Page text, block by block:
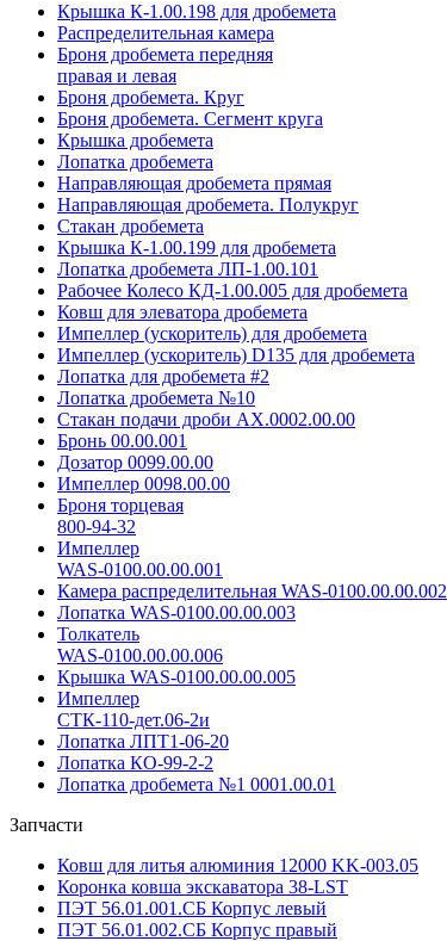
Крышка К-1.00.198 для дробемета
Распределительная камера
Броня дробемета передняя
правая и левая
Броня дробемета. Круг
Броня дробемета. Сегмент круга
Крышка дробемета
Лопатка дробемета
Направляющая дробемета прямая
Направляющая дробемета. Полукруг
Стакан дробемета
Крышка К-1.00.199 для дробемета
Лопатка дробемета ЛП-1.00.101
Рабочее Колесо КД-1.00.005 для дробемета
Ковш для элеватора дробемета
Импеллер (ускоритель) для дробемета
Импеллер (ускоритель) D135 для дробемета
Лопатка для дробемета #2
Лопатка дробемета №10
Стакан подачи дроби АХ.0002.00.00
Бронь 00.00.001
Дозатор 0099.00.00
Импеллер 0098.00.00
Броня торцевая
800-94-32
Импеллер
WAS-0100.00.00.001
Камера распределительная WAS-0100.00.00.002
Лопатка WAS-0100.00.00.003
Толкатель
WAS-0100.00.00.006
Крышка WAS-0100.00.00.005
Импеллер
СТК-110-дет.06-2и
Лопатка ЛПТ1-06-20
Лопатка КО-99-2-2
Лопатка дробемета №1 0001.00.01
Запчасти
Ковш для литья алюминия 12000 KK-003.05
Коронка ковша экскаватора 38-LST
ПЭТ 56.01.001.СБ Корпус левый
ПЭТ 56.01.002.СБ Корпус правый